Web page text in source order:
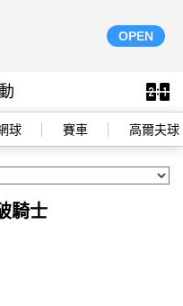
OPEN
球 賽車 高爾夫球
騎士